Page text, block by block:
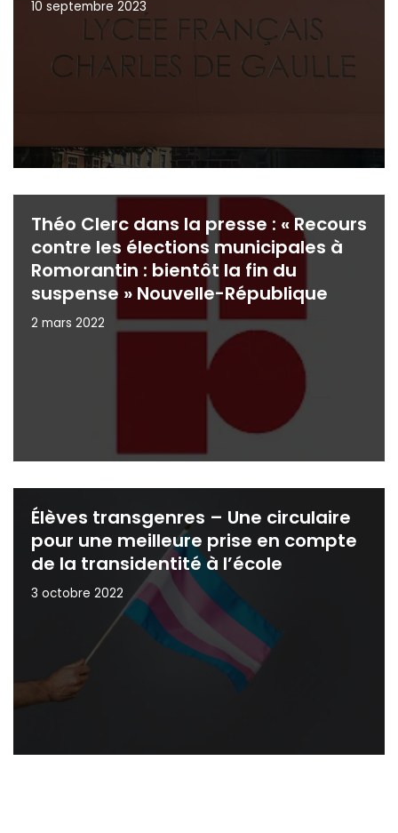
10 septembre 2023
Théo Clerc dans la presse : « Recours
contre les élections municipales à
Romorantin : bientôt la fin du
suspense » Nouvelle-République
2 mars 2022
Élèves transgenres – Une circulaire
pour une meilleure prise en compte
de la transidentité à l’école
3 octobre 2022